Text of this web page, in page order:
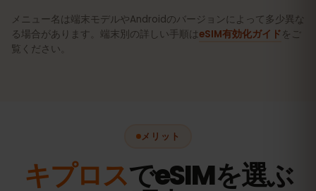
メニュー名は端末モデルやAndroidのバージョンによって多少異な
る場合があります。端末別の詳しい手順はeSIM有効化ガイドをご
覧ください。
メリット
キプロスでeSIMを選ぶ